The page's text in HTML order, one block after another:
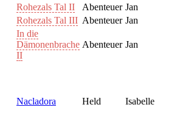
Rohezals Tal II Abenteuer Jan
Rohezals Tal III Abenteuer Jan
In die
Dämonenbrache
II
Abenteuer Jan
Nacladora Held Isabelle